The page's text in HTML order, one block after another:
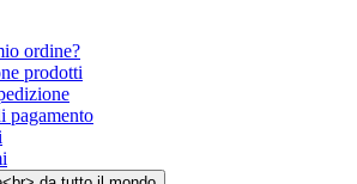
ordine?
prodotti
pagamento